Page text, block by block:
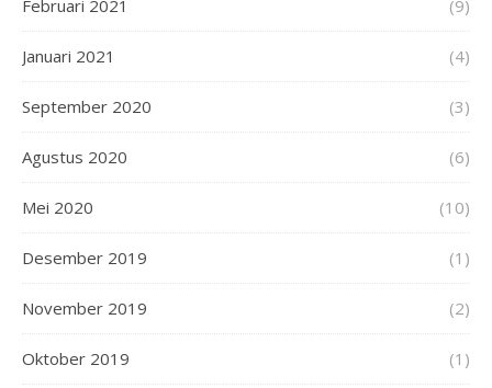
Februari 2021 (9)
Januari 2021 (4)
September 2020 (3)
Agustus 2020 (6)
Mei 2020 (10)
Desember 2019 (1)
November 2019 (2)
Oktober 2019 (1)